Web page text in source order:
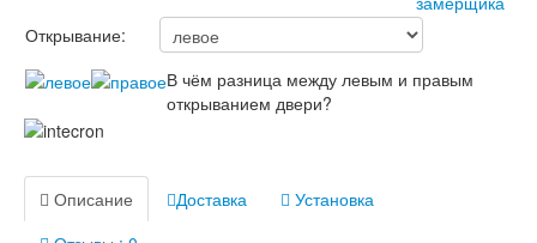
Лабиринт Классик Шагрень
Лабиринт Кредор
Лабиринт Лаб Про
Лабиринт Лайн Вайт
Лабиринт Лофт
Лабиринт Мегаполис
Лабиринт Норд Плюс
Открывание:
В чём разница между левым и правым
открыванием двери?
Описание Доставка
Установка